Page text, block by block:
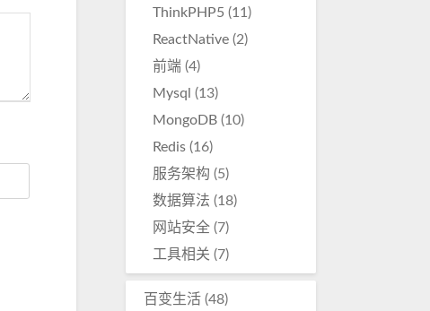
ThinkPHP5(11)
ReactNative(2)
前端(4)
Mysql (13)
MongoDB(10)
Redis(16)
服务架构 (5)
数据算法 (18)
网站安全(7)
工具相关 (7)
百变生活(48)